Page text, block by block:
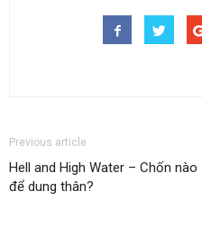
Previous article
Hell and High Water – Chốn nào
để dung thân?